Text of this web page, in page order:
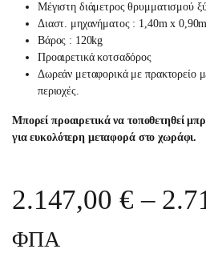
Μέγιστη διάμετρος θρυμματισμού
Διαστ. μηχανήματος : 1,40m x
Βάρος : 120kg
Προαιρετικά κοτσαδόρος
Δωρεάν μεταφορικά με πρακτορείο
περιοχές.
Μπορεί προαιρετικά να τοποθετηθεί
για ευκολότερη μεταφορά στο χωράφι.
2.147,00 € –
ΦΠΑ